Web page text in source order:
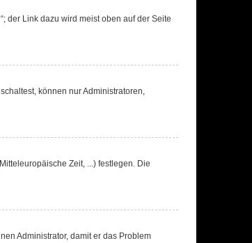
der Link dazu wird meist oben auf der Seite
können nur Administratoren,
Zeit, ...) festlegen. Die
Administrator, damit er das Problem